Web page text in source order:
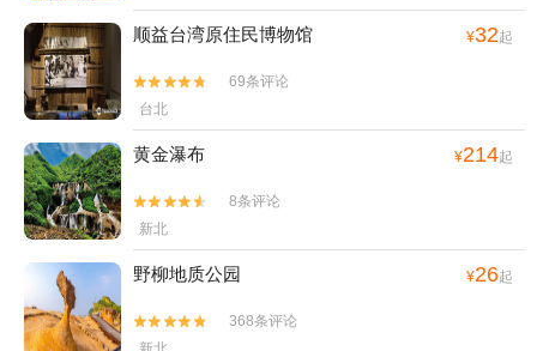
顺益台湾原住民博物馆 ¥32起


69条评论
台北
黄金瀑布 ¥214起


8条评论
新北
野柳地质公园 ¥26起


368条评论